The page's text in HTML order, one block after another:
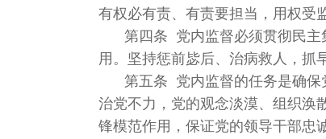
有权必有责、有责要担当，用权受
第四条 党内监督必须贯彻民主
用。坚持惩前毖后、治病救人，抓
第五条 党内监督的任务是确保
治党不力，党的观念淡漠、组织涣
锋模范作用，保证党的领导干部忠